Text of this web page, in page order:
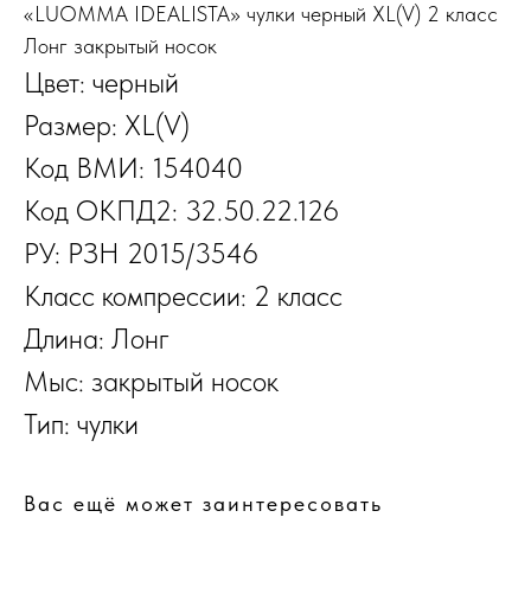
«LUOMMA IDEALISTA» чулки черный XL(V) 2 класс
Лонг закрытый носок
Цвет: черный
Размер: XL(V)
Код ВМИ: 154040
Код ОКПД2: 32.50.22.126
РУ: РЗН 2015/3546
Класс компрессии: 2 класс
Длина: Лонг
Мыс: закрытый носок
Тип: чулки
Вас ещё может заинтересовать